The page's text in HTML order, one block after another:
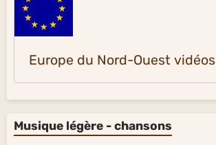
Europe du Nord-Ouest vidéos
Musique légère - chansons